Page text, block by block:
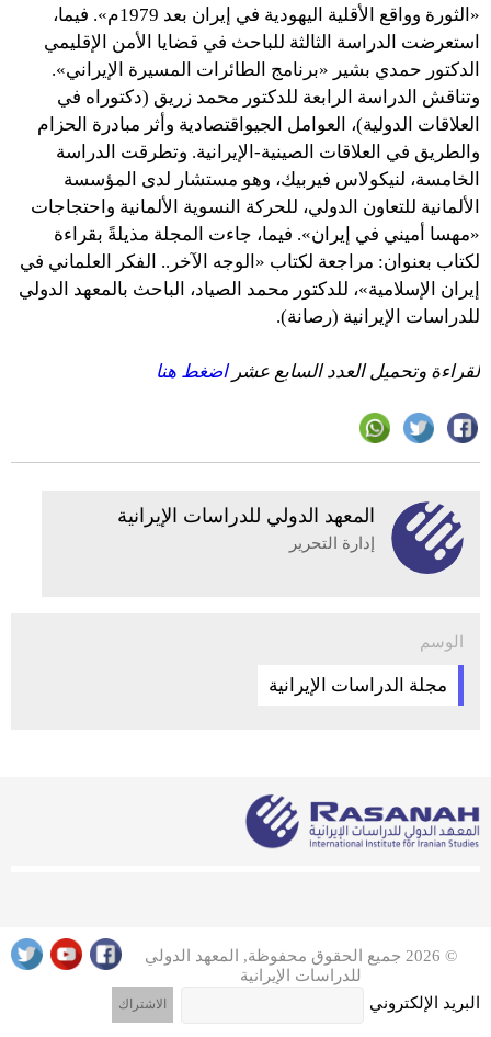
«الثورة وواقع الأقلية اليهودية في إيران بعد 1979م». فيما،
استعرضت الدراسة الثالثة للباحث في قضايا الأمن الإقليمي
الدكتور حمدي بشير «برنامج الطائرات المسيرة الإيراني».
وتناقش الدراسة الرابعة للدكتور محمد زريق (دكتوراه في
العلاقات الدولية)، العوامل الجيواقتصادية وأثر مبادرة الحزام
والطريق في العلاقات الصينية-الإيرانية. وتطرقت الدراسة
الخامسة، لنيكولاس فيربيك، وهو مستشار لدى المؤسسة
الألمانية للتعاون الدولي، للحركة النسوية الألمانية واحتجاجات
«مهسا أميني في إيران». فيما، جاءت المجلة مذيلةً بقراءة
لكتاب بعنوان: مراجعة لكتاب «الوجه الآخر.. الفكر العلماني في
إيران الإسلامية»، للدكتور محمد الصياد، الباحث بالمعهد الدولي
للدراسات الإيرانية (رصانة).
لقراءة وتحميل العدد السابع عشراضغط هنا
المعهد الدولي للدراسات الإيرانية
إدارة التحرير
الوسم
مجلة الدراسات الإيرانية
البريد الإلكتروني
© 2026 جميع الحقوق محفوظة, المعهد الدولي
للدراسات الإيرانية